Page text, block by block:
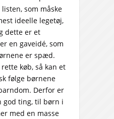
som måske
ideelle legetøj,
dette er et
en gaveidé, som
er spæd.
køb, så kan et
følge børnene
Derfor er
ting, til børn i
med en masse